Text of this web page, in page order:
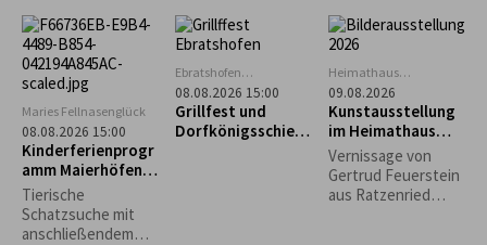
Bierpongturnier -
Kaffee & Kuchen -
Weinlaube -
Kinderprogramm -
uvm. an.
Handwerkermuseu
m „Heimathaus“
und backen
Sonnenbrote...
Maries Fellnasenglück
08.08.2026 15:00
Kinderferienprogr
amm Maierhöfen:
Tierische
Schatzsuche
Tierische
Schatzsuche mit
anschließendem
Ebratshofen
Vereinsheim
08.08.2026 15:00
Grillfest und
Dorfkönigsschieß
Heimathaus
Zwirkenberg
09.08.2026
Kunstausstellung
im Heimathaus
Gestratz-
Zwirkenberg
Vernissage von
Gertrud Feuerstein
aus Ratzenried